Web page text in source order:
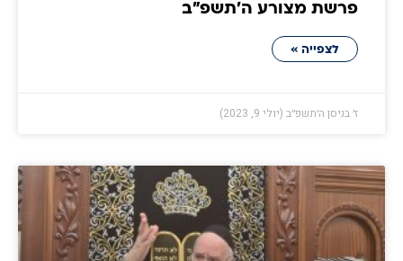
פרשת מצורע ה׳תשפ״ב
לצפייה »
ז׳ בניסן ה׳תשפ״ב (יולי 9, 2023)